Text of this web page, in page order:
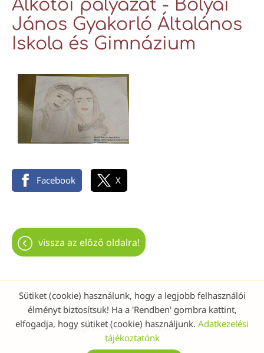
Alkotói pályázat - Bolyai
János Gyakorló Általános
Iskola és Gimnázium
Facebook X
vissza az előző oldalra!
Oldal információk
Adatkezelési tájékoztató
Impresszum
Sütik kezelése
Sütiket (cookie) használunk, hogy a legjobb felhasználói
élményt biztosítsuk! Ha a 'Rendben' gombra kattint,
elfogadja, hogy sütiket (cookie) használjunk. Adatkezelési
tájékoztatónk